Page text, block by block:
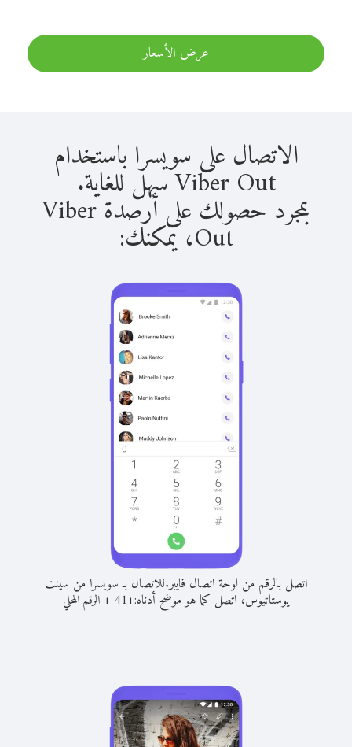
عرض الأسعار
الاتصال على سويسرا باستخدام
Viber Out سهل للغاية.
بمجرد حصولك على أرصدة Viber
Out، يمكنك:
اتصل بالرقم من لوحة اتصال فايبر.للاتصال بـ سويسرا من سينت
يوستاتيوس، اتصل كما هو موضح أدناه:+
41
+الرقم المحلي